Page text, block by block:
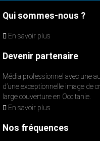
Qui sommes-nous ?
En savoir plus
Devenir partenaire
Média professionnel avec une
d’une exceptionnelle image de
large couverture en Occitanie.
En savoir plus
Nos fréquences